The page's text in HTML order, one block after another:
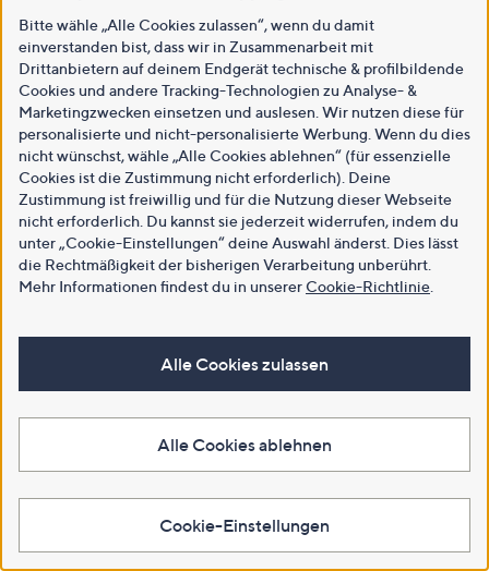
Bitte wähle „Alle Cookies zulassen“, wenn du damit
einverstanden bist, dass wir in Zusammenarbeit mit
Drittanbietern auf deinem Endgerät technische & profilbildende
Cookies und andere Tracking-Technologien zu Analyse- &
Marketingzwecken einsetzen und auslesen. Wir nutzen diese für
personalisierte und nicht-personalisierte Werbung. Wenn du dies
nicht wünschst, wähle „Alle Cookies ablehnen“ (für essenzielle
Cookies ist die Zustimmung nicht erforderlich). Deine
Zustimmung ist freiwillig und für die Nutzung dieser Webseite
nicht erforderlich. Du kannst sie jederzeit widerrufen, indem du
unter „Cookie-Einstellungen“ deine Auswahl änderst. Dies lässt
die Rechtmäßigkeit der bisherigen Verarbeitung unberührt.
Mehr Informationen findest du in unsererCookie-Richtlinie
Alle Cookies zulassen
Alle Cookies ablehnen
Cookie-Einstellungen